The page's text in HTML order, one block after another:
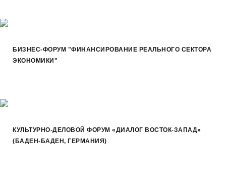
БИЗНЕС-ФОРУМ "ФИНАНСИРОВАНИЕ РЕАЛЬНОГО СЕКТОРА
ЭКОНОМИКИ"
КУЛЬТУРНО-ДЕЛОВОЙ ФОРУМ «ДИАЛОГ ВОСТОК-ЗАПАД»
(БАДЕН-БАДЕН, ГЕРМАНИЯ)